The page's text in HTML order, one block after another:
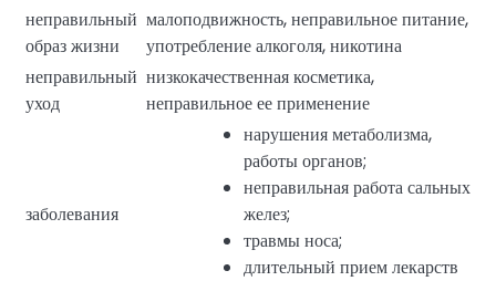
неправильный
образ жизни
малоподвижность, неправильное питание,
употребление алкоголя, никотина
неправильный
уход
низкокачественная косметика,
неправильное ее применение
заболевания
нарушения метаболизма,
работы органов;
неправильная работа сальных
желез;
травмы носа;
длительный прием лекарств